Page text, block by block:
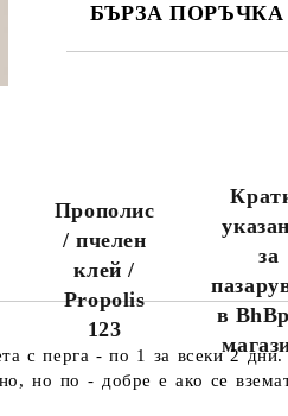
БЪРЗА ПОРЪЧКА
Ние ще се свържем с вас до
няколко дни за да
поръчката.
Ако желаете поръчката Ви да
пристигне максимално бързо,
моля обадете се на
Стандартните поръчки се
изпълняват в рамките на 10
работни дни.
Прополис
/ пчелен
клей /
Propolis
123
за
в
с перга - по 1 за всеки 2
но по - добре е ако се